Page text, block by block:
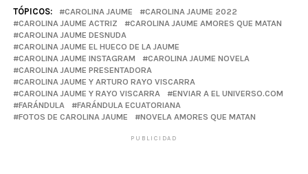
TÓPICOS: CAROLINA JAUME
CAROLINA JAUME 2022
CAROLINA JAUME ACTRIZ
CAROLINA JAUME AMORES QUE MATAN
CAROLINA JAUME DESNUDA
CAROLINA JAUME EL HUECO DE LA JAUME
CAROLINA JAUME INSTAGRAM
CAROLINA JAUME NOVELA
CAROLINA JAUME PRESENTADORA
CAROLINA JAUME Y ARTURO RAYO VISCARRA
CAROLINA JAUME Y RAYO VISCARRA
ENVIAR A EL UNIVERSO.COM
FARÁNDULA
FARÁNDULA ECUATORIANA
FOTOS DE CAROLINA JAUME
NOVELA AMORES QUE MATAN
PUBLICIDAD